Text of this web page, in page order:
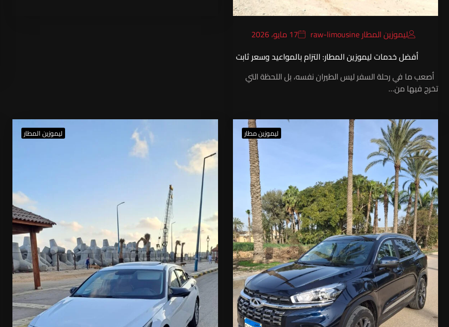
ليموزين المطار raw-limousine
17 مايو، 2026
أفضل خدمات ليموزين المطار: التزام بالمواعيد وسعر ثابت
أصعب ما في رحلة السفر ليس الطيران نفسه، بل اللحظة التي
تخرج فيها من…
ليموزين مطار ليموزين المطار